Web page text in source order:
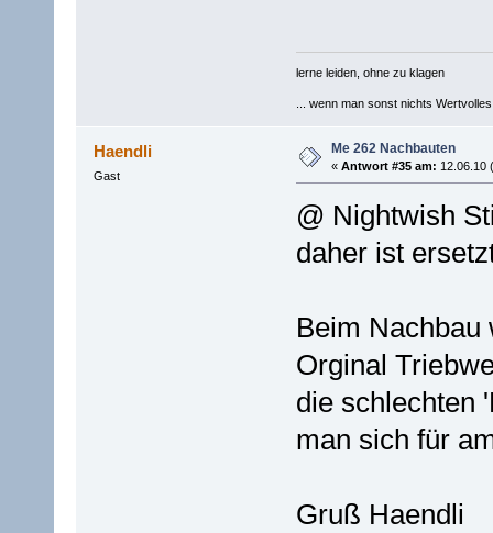
lerne leiden, ohne zu klagen
... wenn man sonst nichts
Haendli
Gast
Me 262 Nachbauten
« Antwort #35 am: 12.06.10
@ Nightwish
daher ist
Beim Nachbau
Orginal
die schlechten
man sich für
Gruß Haendli